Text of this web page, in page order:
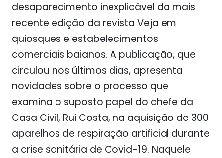
desaparecimento inexplicável da mais
recente edição da revista Veja em
quiosques e estabelecimentos
comerciais baianos. A publicação, que
circulou nos últimos dias, apresenta
novidades sobre o processo que
examina o suposto papel do chefe da
Casa Civil, Rui Costa, na aquisição de 300
aparelhos de respiração artificial durante
a crise sanitária de Covid-19. Naquele